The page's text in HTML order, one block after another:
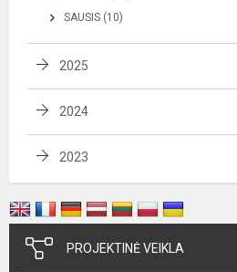
SAUSIS (10)
2025
2024
2023
PROJEKTINĖ VEIKLA